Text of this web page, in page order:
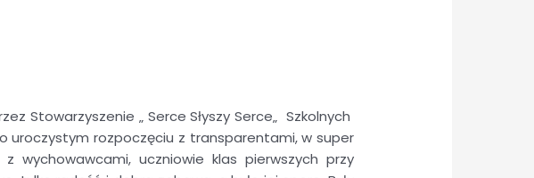
Stowarzyszenie „ Serce Słyszy Serce„ Szkolnych
uroczystym rozpoczęciu z transparentami, w super
z wychowawcami, uczniowie klas pierwszych przy